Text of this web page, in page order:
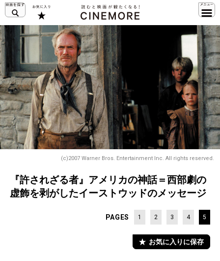
(c)2007 Warner Bros. Entertainment Inc. All rights reserved.
『許されざる者』アメリカの神話＝西部劇の
虚飾を剥がしたイーストウッドのメッセージ
PAGES 1 2 3 4 5
お気に入りに保存